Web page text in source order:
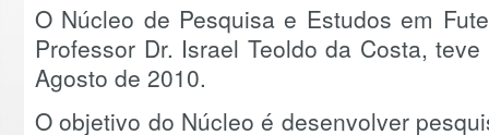
O Núcleo de Pesquisa e Estudos em
Professor Dr. Israel Teoldo da Costa,
Agosto de 2010.
O objetivo do Núcleo é desenvolver